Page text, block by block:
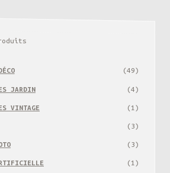
(49)
JARDIN (4)
VINTAGE (1)
(3)
(3)
(1)